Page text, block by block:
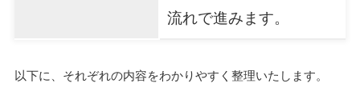
流れで進みます。
以下に、それぞれの内容をわかりやすく整理いたします。